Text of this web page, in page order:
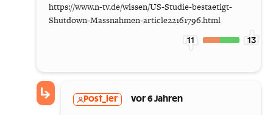
https://www.n-tv.de/wissen/US-Studie-bestaetigt-
Shutdown-Massnahmen-article22161796.html
11 13
Post_ler vor 6 Jahren